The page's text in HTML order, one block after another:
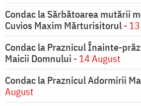
Condac la Sărbătoarea mutării
Cuvios Maxim Mărturisitorul-
Condac la Praznicul Înainte-
Maicii Domnului - 14 August
Condac la Praznicul Adormirii
August